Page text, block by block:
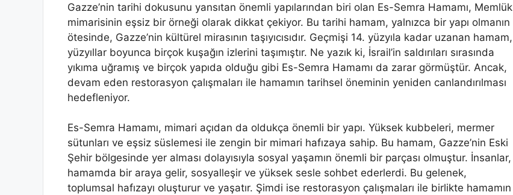
Gazze’nin tarihi dokusunu yansıtan önemli yapılarından biri olan Es-Semra Hamamı, Memlük
mimarisinin eşsiz bir örneği olarak dikkat çekiyor. Bu tarihi hamam, yalnızca bir yapı olmanın
ötesinde, Gazze’nin kültürel mirasının taşıyıcısıdır. Geçmişi 14. yüzyıla kadar uzanan hamam,
yüzyıllar boyunca birçok kuşağın izlerini taşımıştır. Ne yazık ki, İsrail’in saldırıları sırasında
yıkıma uğramış ve birçok yapıda olduğu gibi Es-Semra Hamamı da zarar görmüştür. Ancak,
devam eden restorasyon çalışmaları ile hamamın tarihsel öneminin yeniden canlandırılması
hedefleniyor.
Es-Semra Hamamı, mimari açıdan da oldukça önemli bir yapı. Yüksek kubbeleri, mermer
sütunları ve eşsiz süslemesi ile zengin bir mimari hafızaya sahip. Bu hamam, Gazze’nin Eski
Şehir bölgesinde yer alması dolayısıyla sosyal yaşamın önemli bir parçası olmuştur. İnsanlar,
hamamda bir araya gelir, sosyalleşir ve yüksek sesle sohbet ederlerdi. Bu gelenek,
toplumsal hafızayı oluşturur ve yaşatır. Şimdi ise restorasyon çalışmaları ile birlikte hamamın